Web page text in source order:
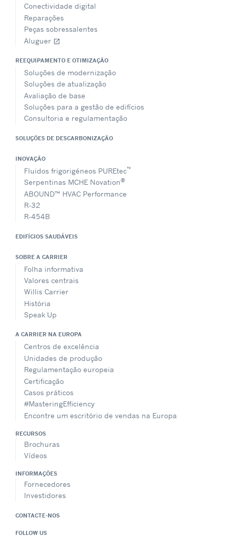
Conectividade digital
Reparações
Peças sobressalentes
Aluguer open_in_new
REEQUIPAMENTO E OTIMIZAÇÃO
Soluções de modernização
Soluções de atualização
Avaliação de base
Soluções para a gestão de edifícios
Consultoria e regulamentação
SOLUÇÕES DE DESCARBONIZAÇÃO
INOVAÇÃO
Fluidos frigorigéneos PUREtec™
Serpentinas MCHE Novation®
ABOUND™ HVAC Performance
R-32
R-454B
EDIFÍCIOS SAUDÁVEIS
SOBRE A CARRIER
Folha informativa
Valores centrais
Willis Carrier
História
Speak Up
A CARRIER NA EUROPA
Centros de excelência
Unidades de produção
Regulamentação europeia
Certificação
Casos práticos
#MasteringEfficiency
Encontre um escritório de vendas na Europa
RECURSOS
Brochuras
Vídeos
INFORMAÇÕES
Fornecedores
Investidores
CONTACTE-NOS
FOLLOW US